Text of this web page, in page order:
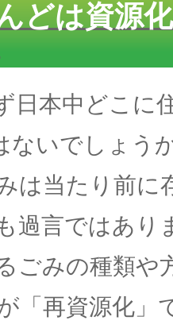
どは資源
日本中どこに
ないでしょう
は当たり前に
過言ではあり
ごみの種類
「再資源化